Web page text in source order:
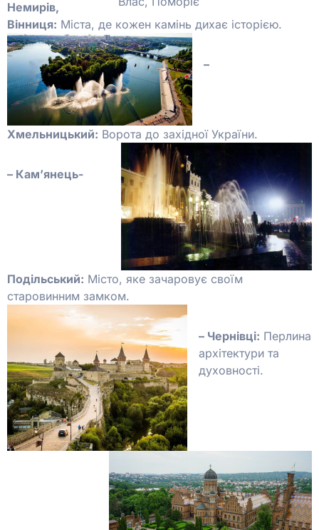
Немирів,
Вінниця: Міста, де кожен камінь дихає історією.
–
Хмельницький: Ворота до західної України.
– Камʼянець-
Подільський: Місто, яке зачаровує своїм
старовинним замком.
– Чернівці: Перлина
архітектури та
духовності.